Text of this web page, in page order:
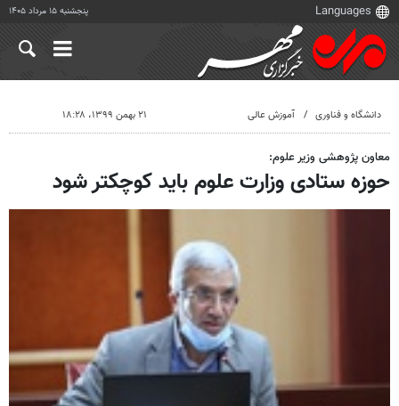
پنجشنبه ۱۵ مرداد ۱۴۰۵
دانشگاه و فناوری آموزش عالی ۲۱ بهمن ۱۳۹۹، ۱۸:۲۸
معاون پژوهشی وزیر علوم:
حوزه ستادی وزارت علوم باید کوچکتر شود